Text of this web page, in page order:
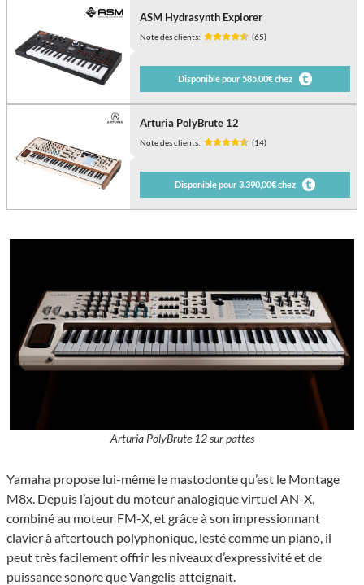
ASM Hydrasynth Explorer
Note des clients: (65)
Disponible pour 585,00€ chez
Arturia PolyBrute 12
Note des clients: (14)
Disponible pour 3.390,00€ chez
Arturia PolyBrute 12 sur pattes
Yamaha propose lui-même le mastodonte qu’est le Montage
M8x. Depuis l’ajout du moteur analogique virtuel AN-X,
combiné au moteur FM-X, et grâce à son impressionnant
clavier à aftertouch polyphonique, lesté comme un piano, il
peut très facilement offrir les niveaux d’expressivité et de
puissance sonore que Vangelis atteignait.